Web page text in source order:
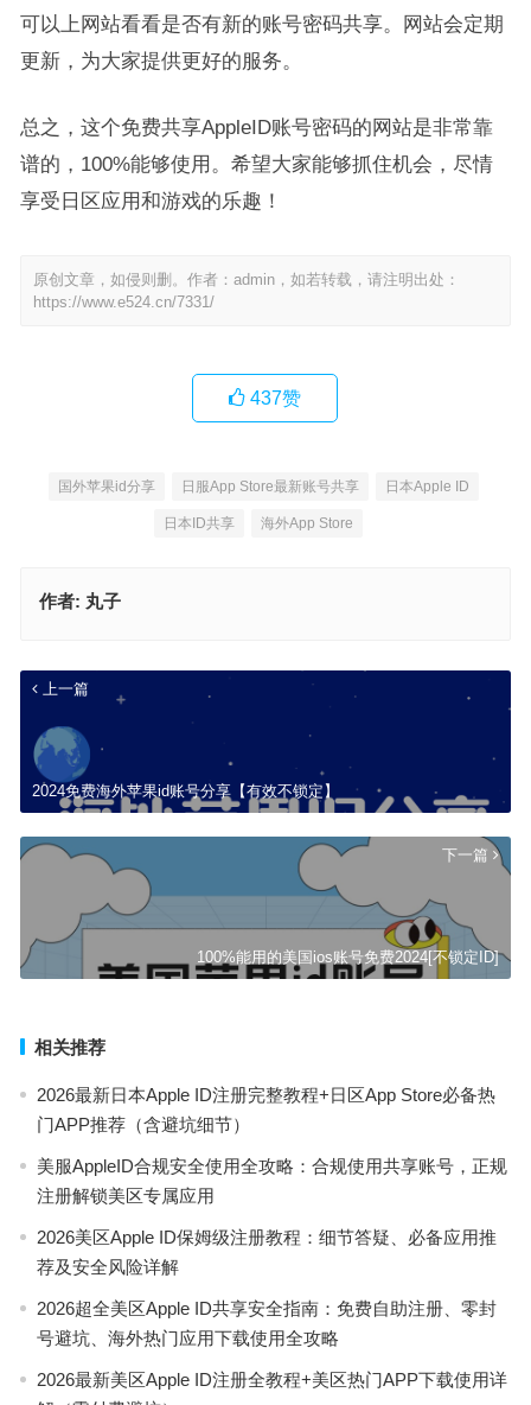
可以上网站看看是否有新的账号密码共享。网站会定期
更新，为大家提供更好的服务。
总之，这个免费共享AppleID账号密码的网站是非常靠
谱的，100%能够使用。希望大家能够抓住机会，尽情
享受日区应用和游戏的乐趣！
原创文章，如侵则删。作者：admin，如若转载，请注明出处：
https://www.e524.cn/7331/
437赞
国外苹果id分享 日服App Store最新账号共享 日本Apple ID
日本ID共享 海外App Store
作者: 丸子
上一篇
2024免费海外苹果id账号分享【有效不锁定】
下一篇
100%能用的美国ios账号免费2024[不锁定ID]
相关推荐
2026最新日本Apple ID注册完整教程+日区App Store必备热
门APP推荐（含避坑细节）
美服AppleID合规安全使用全攻略：合规使用共享账号，正规
注册解锁美区专属应用
2026美区Apple ID保姆级注册教程：细节答疑、必备应用推
荐及安全风险详解
2026超全美区Apple ID共享安全指南：免费自助注册、零封
号避坑、海外热门应用下载使用全攻略
2026最新美区Apple ID注册全教程+美区热门APP下载使用详